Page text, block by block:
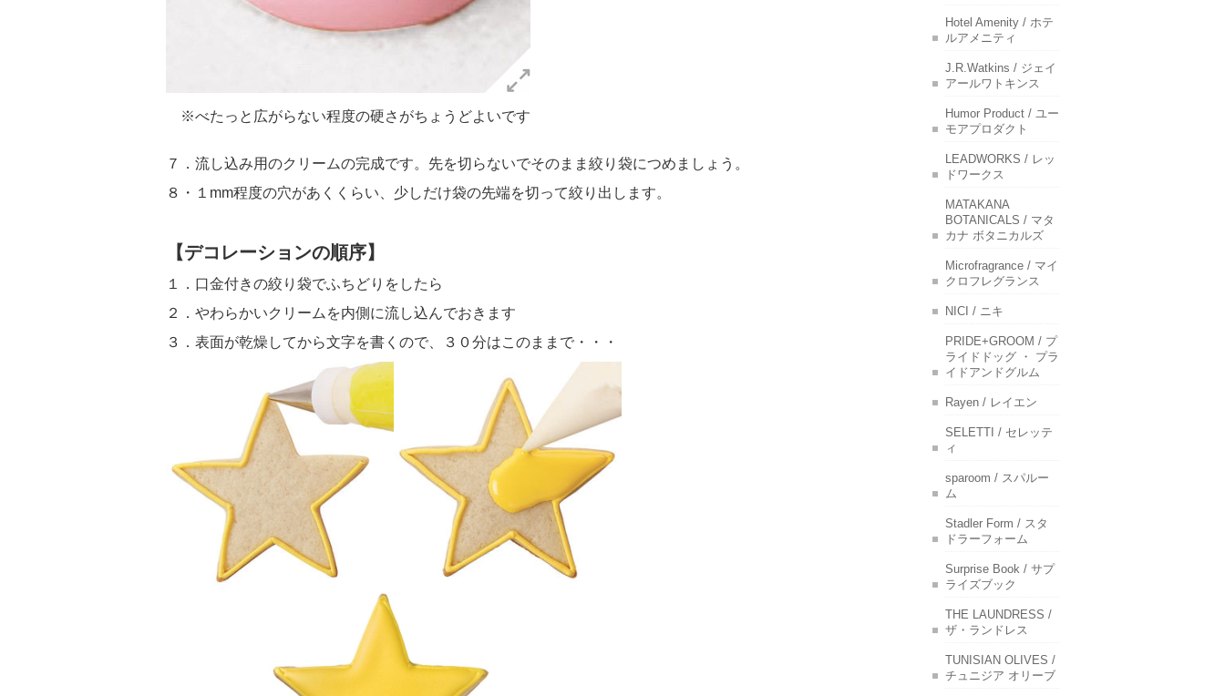
※べたっと広がらない程度の硬さがちょうどよいです
７．流し込み用のクリームの完成です。先を切らないでそのまま絞り袋につめましょう。
８・１mm程度の穴があくくらい、少しだけ袋の先端を切って絞り出します。
【デコレーションの順序】
１．口金付きの絞り袋でふちどりをしたら
２．やわらかいクリームを内側に流し込んでおきます
３．表面が乾燥してから文字を書くので、３０分はこのままで・・・
Hotel Amenity / ホテ
ルアメニティ
J.R.Watkins / ジェイ
アールワトキンス
Humor Product / ユー
モアプロダクト
LEADWORKS / レッ
ドワークス
MATAKANA
BOTANICALS / マタ
カナ ボタニカルズ
Microfragrance / マイ
クロフレグランス
NICI / ニキ
PRIDE+GROOM / プ
ライドドッグ ・ プラ
イドアンドグルム
Rayen / レイエン
SELETTI / セレッテ
ィ
sparoom / スパルー
ム
Stadler Form / スタ
ドラーフォーム
Surprise Book / サプ
ライズブック
THE LAUNDRESS /
ザ・ランドレス
TUNISIAN OLIVES /
チュニジア オリーブ